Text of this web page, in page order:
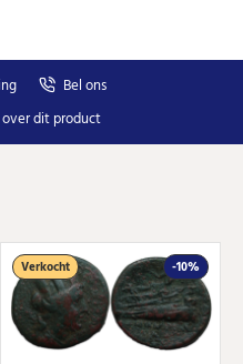
Bel ons
over dit product
-10%
Verkocht